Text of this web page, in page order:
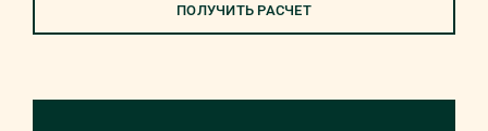
ПОЛУЧИТЬ РАСЧЕТ